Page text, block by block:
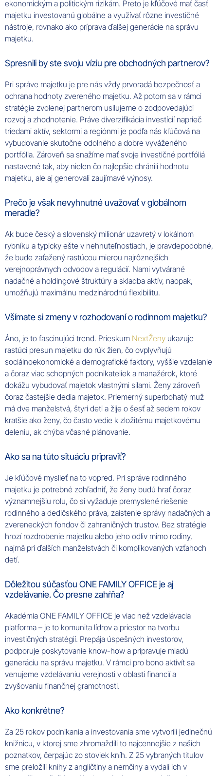
ekonomickým a politickým rizikám. Preto je kľúčové mať časť
majetku investovanú globálne a využívať rôzne investičné
nástroje, rovnako ako príprava ďalšej generácie na správu
majetku.
Spresnili by ste svoju víziu pre obchodných partnerov?
Pri správe majetku je pre nás vždy prvoradá bezpečnosť a
ochrana hodnoty zvereného majetku. Až potom sa v rámci
stratégie zvolenej partnerom usilujeme o zodpovedajúci
rozvoj a zhodnotenie. Práve diverzifikácia investícií naprieč
triedami aktív, sektormi a regiónmi je podľa nás kľúčová na
vybudovanie skutočne odolného a dobre vyváženého
portfólia. Zároveň sa snažíme mať svoje investičné portfóliá
nastavené tak, aby nielen čo najlepšie chránili hodnotu
majetku, ale aj generovali zaujímavé výnosy.
Prečo je však nevyhnutné uvažovať v globálnom
meradle?
Ak bude český a slovenský milionár uzavretý v lokálnom
rybníku a typicky ešte v nehnuteľnostiach, je pravdepodobné,
že bude zaťažený rastúcou mierou najrôznejších
verejnoprávnych odvodov a regulácií. Nami vytvárané
nadačné a holdingové štruktúry a skladba aktív, naopak,
umožňujú maximálnu medzinárodnú flexibilitu.
Všímate si zmeny v rozhodovaní o rodinnom majetku?
Áno, je to fascinujúci trend. Prieskum NextŽeny ukazuje
rastúci presun majetku do rúk žien, čo ovplyvňujú
sociálnoekonomické a demografické faktory, vyššie vzdelanie
a čoraz viac schopných podnikateliek a manažérok, ktoré
dokážu vybudovať majetok vlastnými silami. Ženy zároveň
čoraz častejšie dedia majetok. Priemerný superbohatý muž
má dve manželstvá, štyri deti a žije o šesť až sedem rokov
kratšie ako ženy, čo často vedie k zložitému majetkovému
deleniu, ak chýba včasné plánovanie.
Ako sa na túto situáciu pripraviť?
Je kľúčové myslieť na to vopred. Pri správe rodinného
majetku je potrebné zohľadniť, že ženy budú hrať čoraz
významnejšiu rolu, čo si vyžaduje premyslené riešenie
rodinného a dedičského práva, zaistenie správy nadačných a
zvereneckých fondov či zahraničných trustov. Bez stratégie
hrozí rozdrobenie majetku alebo jeho odliv mimo rodiny,
najmä pri ďalších manželstvách či komplikovaných vzťahoch
detí.
Dôležitou súčasťou ONE FAMILY OFFICE je aj
vzdelávanie. Čo presne zahŕňa?
Akadémia ONE FAMILY OFFICE je viac než vzdelávacia
platforma – je to komunita lídrov a priestor na tvorbu
investičných stratégií. Prepája úspešných investorov,
podporuje poskytovanie know-how a pripravuje mladú
generáciu na správu majetku. V rámci pro bono aktivít sa
venujeme vzdelávaniu verejnosti v oblasti financií a
zvyšovaniu finančnej gramotnosti.
Ako konkrétne?
Za 25 rokov podnikania a investovania sme vytvorili jedinečnú
knižnicu, v ktorej sme zhromaždili to najcennejšie z našich
poznatkov, čerpajúc zo stoviek kníh. Z 25 vybraných titulov
sme preložili knihy z angličtiny a nemčiny a vydali ich v